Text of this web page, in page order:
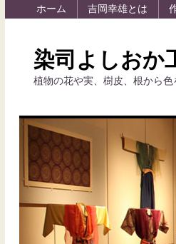
ホーム 吉岡幸雄とは
染司よしおか
植物の花や実、樹皮、根から